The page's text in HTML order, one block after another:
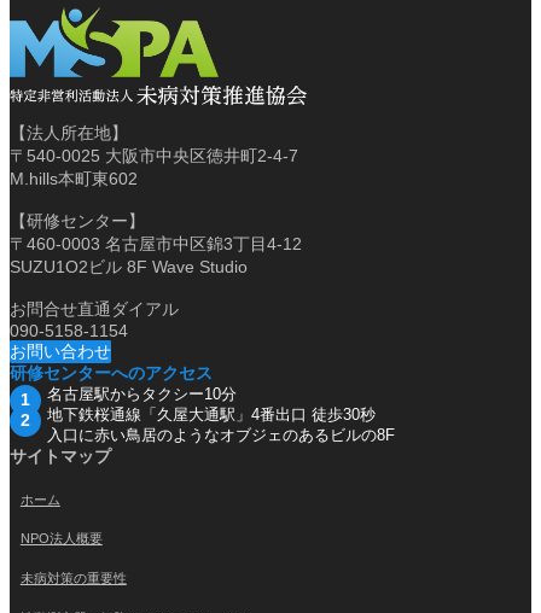
【法人所在地】
〒540-0025 大阪市中央区徳井町2-4-7
M.hills本町東602
【研修センター】
〒460-0003 名古屋市中区錦3丁目4-12
SUZU1O2ビル 8F Wave Studio
お問合せ直通ダイアル
090-5158-1154
お問い合わせ
研修センターへのアクセス
名古屋駅からタクシー10分
地下鉄桜通線「久屋大通駅」4番出口 徒歩30秒
入口に赤い鳥居のようなオブジェのあるビルの8F
サイトマップ
ホーム
NPO法人概要
未病対策の重要性